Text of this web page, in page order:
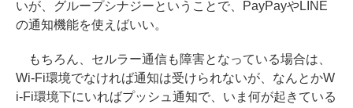
いが、グループシナジーということで、PayPayやLINE
の通知機能を使えばいい。
もちろん、セルラー通信も障害となっている場合は、
Wi-Fi環境でなければ通知は受けられないが、なんとかW
i-Fi環境下にいればプッシュ通知で、いま何が起きている